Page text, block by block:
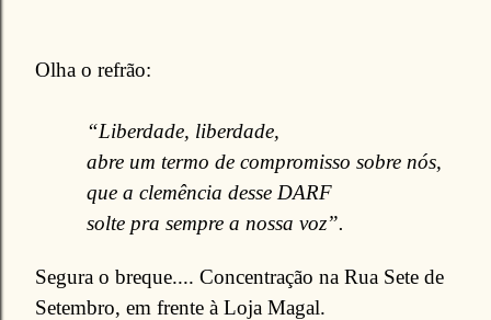
Olha o refrão:
“Liberdade, liberdade,
abre um termo de compromisso sobre nós,
que a clemência desse DARF
solte pra sempre a nossa voz”.
Segura o breque.... Concentração na Rua Sete de
Setembro, em frente à Loja Magal.